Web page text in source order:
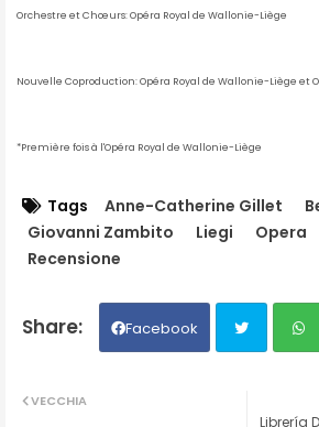
Orchestre et Chœurs: Opéra Royal de Wallonie-Liège
Nouvelle Coproduction: Opéra Royal de Wallonie-Liège et
*Première fois à l'Opéra Royal de Wallonie-Liège
Tags Anne-Catherine Gillet
Giovanni Zambito
Liegi Opera
Recensione
Facebook
Librería
VECCHIA